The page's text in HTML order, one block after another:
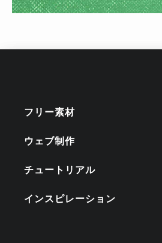
フリー素材
ウェブ制作
チュートリアル
インスピレーション